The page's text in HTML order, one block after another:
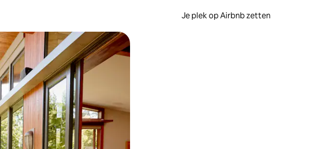
Je plek op Airbnb zetten